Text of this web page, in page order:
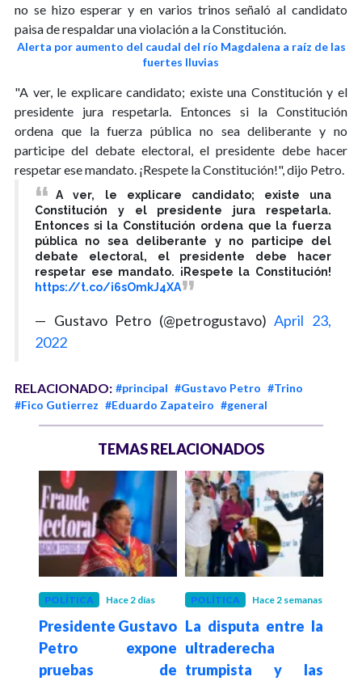
no se hizo esperar y en varios trinos señaló al candidato
paisa de respaldar una violación a la Constitución.
Alerta por aumento del caudal del río Magdalena a raíz de las
fuertes lluvias
"A ver, le explicare candidato; existe una Constitución y el
presidente jura respetarla. Entonces si la Constitución
ordena que la fuerza pública no sea deliberante y no
participe del debate electoral, el presidente debe hacer
respetar ese mandato. ¡Respete la Constitución!", dijo Petro.
A ver, le explicare candidato; existe una
Constitución y el presidente jura respetarla.
Entonces si la Constitución ordena que la fuerza
pública no sea deliberante y no participe del
debate electoral, el presidente debe hacer
respetar ese mandato. ¡Respete la Constitución!
https://t.co/i6sOmkJ4XA
— Gustavo Petro (@petrogustavo)April 23,
2022
RELACIONADO: #principal #Gustavo Petro #Trino
#Fico Gutierrez #Eduardo Zapateiro #general
TEMAS RELACIONADOS
POLÍTICA Hace 2 días
Presidente Gustavo
Petro expone
pruebas de
POLÍTICA Hace 2 semanas
La disputa entre la
ultraderecha
trumpista y las